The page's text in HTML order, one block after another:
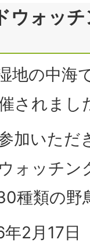
ウォッ
地の中海
されまし
加いただ
ォッチン
種類の野
2月17日